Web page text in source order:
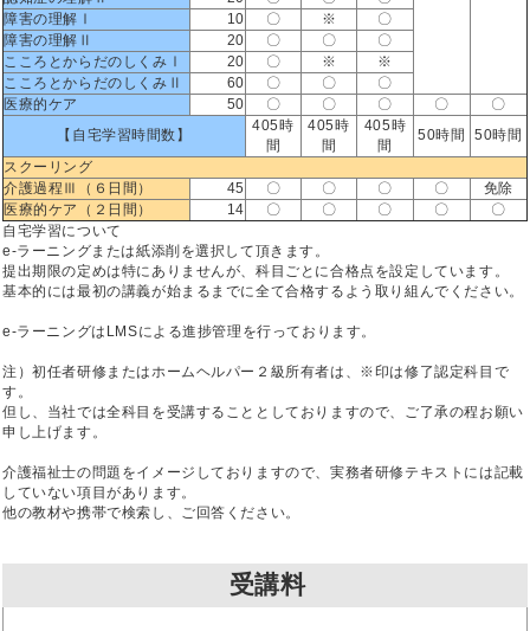
障害の理解Ⅰ
10 〇 ※
〇
障害の理解Ⅱ
20 〇 〇
〇
こころとからだのしくみⅠ
20 〇 ※
※
こころとからだのしくみⅡ
60 〇 〇
〇
医療的ケア
50 〇 〇 〇 〇
〇
【自宅学習時間数】
405時
間
405時
間
405時
間
50時間
50時間
スクーリング
介護過程Ⅲ（６日間）
45 〇 〇 〇 〇
免除
医療的ケア（２日間）
14 〇 〇 〇 〇
〇
自宅学習について
e-ラーニングまたは紙添削を選択して頂きます。
提出期限の定めは特にありませんが、科目ごとに合格点を設定しています。
基本的には最初の講義が始まるまでに全て合格するよう取り組んでください。
e-ラーニングはLMSによる進捗管理を行っております。
注）初任者研修またはホームヘルパー２級所有者は、※印は修了認定科目で
す。
但し、当社では全科目を受講することとしておりますので、ご了承の程お願い
申し上げます。
介護福祉士の問題をイメージしておりますので、実務者研修テキストには記載
していない項目があります。
他の教材や携帯で検索し、ご回答ください。
受講料